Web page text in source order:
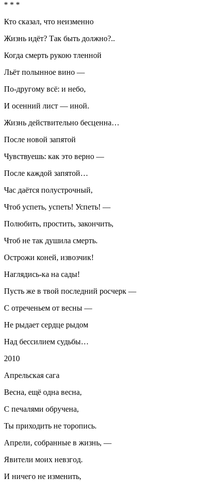
* * *
Кто сказал, что неизменно
Жизнь идёт? Так быть должно?..
Когда смерть рукою тленной
Льёт полынное вино —
По-другому всё: и небо,
И осенний лист — иной.
Жизнь действительно бесценна…
После новой запятой
Чувствуешь: как это верно —
После каждой запятой…
Час даётся полустрочный,
Чтоб успеть, успеть! Успеть! —
Полюбить, простить, закончить,
Чтоб не так душила смерть.
Острожи коней, извозчик!
Наглядись-ка на сады!
Пусть же в твой последний росчерк —
С отреченьем от весны —
Не рыдает сердце рыдом
Над бессилием судьбы…
2010
Апрельская сага
Весна, ещё одна весна,
С печалями обручена,
Ты приходить не торопись.
Апрели, собранные в жизнь, —
Явители моих невзгод.
И ничего не изменить,